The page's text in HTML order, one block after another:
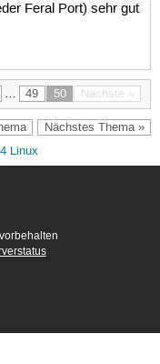
Feral Port) sehr gut
… 49 50 Nächste »
Nächstes Thema »
Linux